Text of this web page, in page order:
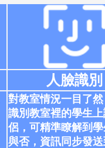
人臉識別
對教室情況一目了
識別教室裡的學生
侶，可精準瞭解到
與否，資訊同步發